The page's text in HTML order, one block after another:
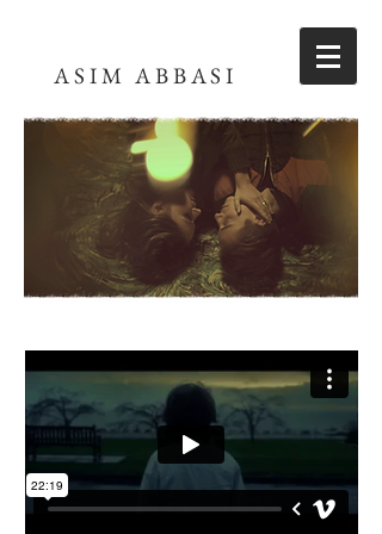
ASIM ABBASI